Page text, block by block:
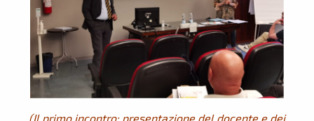
(Il primo incontro: presentazione del docente e dei